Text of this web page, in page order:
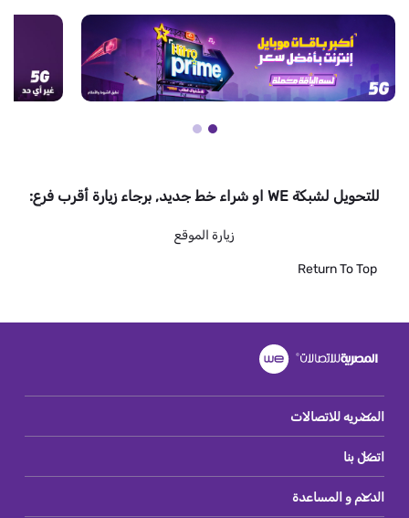
للتحويل لشبكة WE او شراء خط جديد, برجاء زيارة أقرب فرع:
زيارة الموقع
Return To Top
المصريه للاتصالات
اتصل بنا
الدعم و المساعدة